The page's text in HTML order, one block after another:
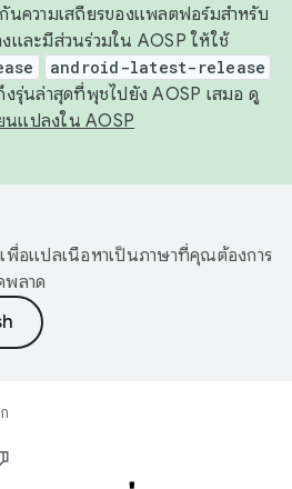
นความเสถียรของแพลตฟอร์มสำหรับ
งและมีส่วนร่วมใน AOSP ให้ใช้
android-latest-release
รุ่นล่าสุดที่พุชไปยัง AOSP เสมอ ดู
นแปลงใน AOSP
พื่อแปลเนื้อหาเป็นภาษาที่คุณต้องการ
พลาด